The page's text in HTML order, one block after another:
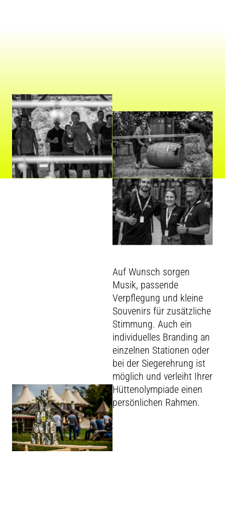
Auf Wunsch sorgen
Musik, passende
Verpflegung und kleine
Souvenirs für zusätzliche
Stimmung. Auch ein
individuelles Branding an
einzelnen Stationen oder
bei der Siegerehrung ist
möglich und verleiht Ihrer
Hüttenolympiade einen
persönlichen Rahmen.